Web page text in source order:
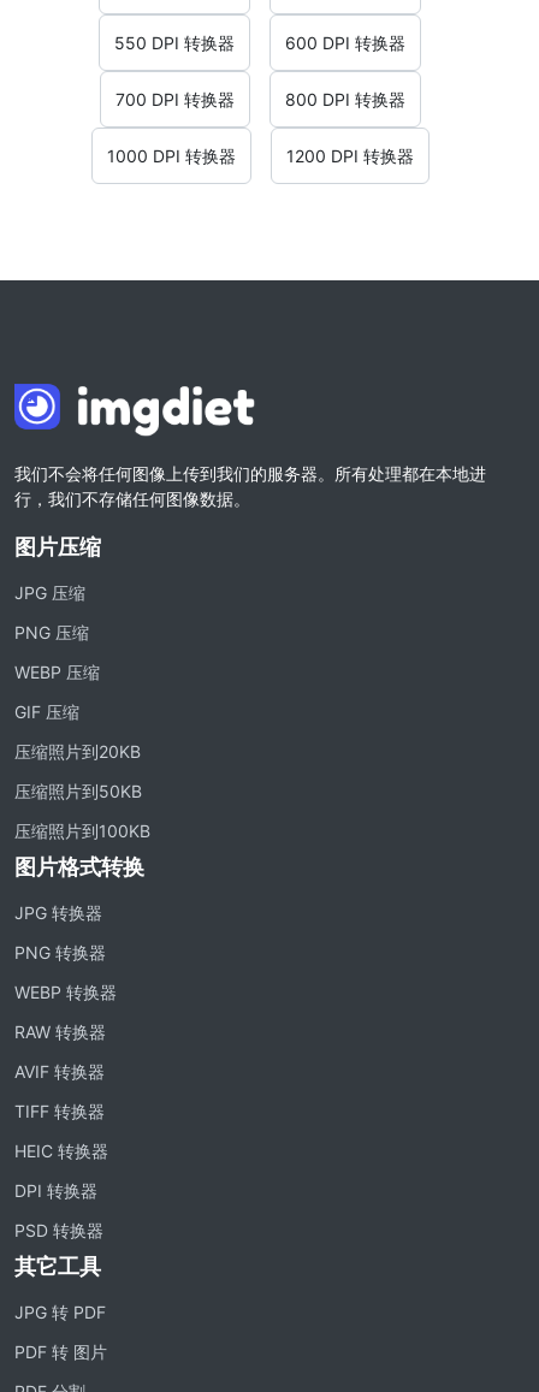
550 DPI 转换器 600 DPI 转换器
700 DPI 转换器 800 DPI 转换器
1000 DPI 转换器 1200 DPI 转换器
我们不会将任何图像上传到我们的服务器。所有处理都在本地进
行，我们不存储任何图像数据。
图片压缩
JPG 压缩
PNG 压缩
WEBP 压缩
GIF 压缩
压缩照片到20KB
压缩照片到50KB
压缩照片到100KB
图片格式转换
JPG 转换器
PNG 转换器
WEBP 转换器
RAW 转换器
AVIF 转换器
TIFF 转换器
HEIC 转换器
DPI 转换器
PSD 转换器
其它工具
JPG 转 PDF
PDF 转 图片